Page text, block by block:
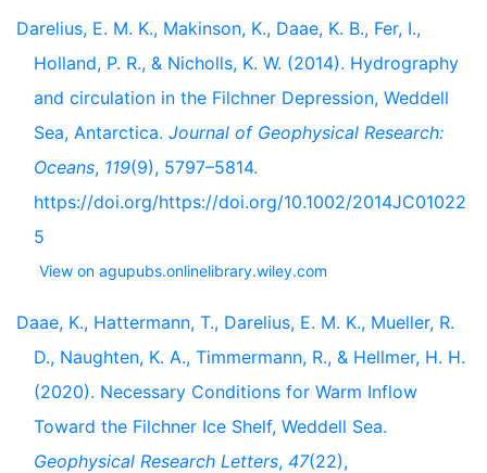
Darelius, E. M. K., Makinson, K., Daae, K. B., Fer, I.,
Holland, P. R., & Nicholls, K. W. (2014). Hydrography
and circulation in the Filchner Depression, Weddell
Sea, Antarctica. Journal of Geophysical Research:
Oceans, 119(9), 5797–5814.
https://doi.org/https://doi.org/10.1002/2014JC01022
5
View on agupubs.onlinelibrary.wiley.com
Daae, K., Hattermann, T., Darelius, E. M. K., Mueller, R.
D., Naughten, K. A., Timmermann, R., & Hellmer, H. H.
(2020). Necessary Conditions for Warm Inflow
Toward the Filchner Ice Shelf, Weddell Sea.
Geophysical Research Letters, 47(22),